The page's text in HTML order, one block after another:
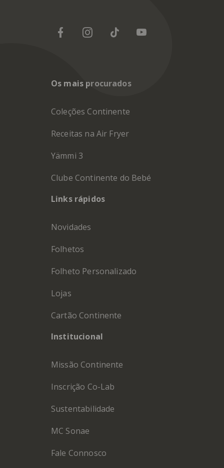
Os mais procurados
Coleções Continente
Receitas na Air Fryer
Yämmi 3
Clube Continente do Bebé
Links rápidos
Novidades
Folhetos
Folheto Personalizado
Lojas
Cartão Continente
Institucional
Missão Continente
Inscrição Co-Lab
Sustentabilidade
MC Sonae
Fale Connosco